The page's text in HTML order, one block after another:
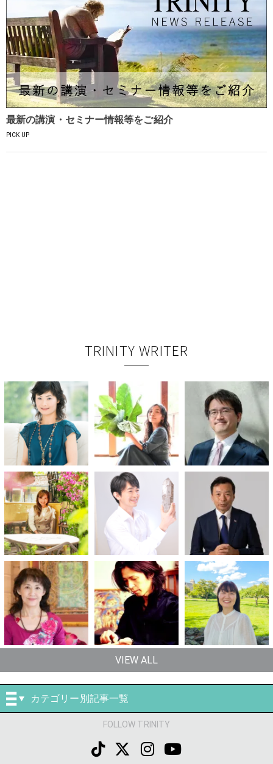
最新の講演・セミナー情報等をご紹介
PICK UP
TRINITY WRITER
VIEW ALL
カテゴリー別記事一覧
FOLLOW TRINITY